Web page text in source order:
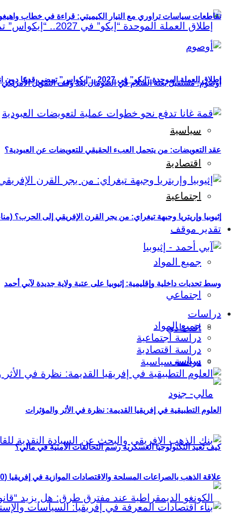
إطلاق العملة الموحدة “إيكو” في 2027.. “إيكواس” تمضي قدمًا دون انتظار
سياسية
اقتصادية
اجتماعية
تقدير موقف
جميع المواد
اجتماعي
اقتصادي
سياسي
كيف تعيد التكنولوجيا العسكرية رسم التحالفات الأمنية في مالي؟
تقاطعات سياسات تراوري مع التيار الكيميتي: قراءة في خطاب
أوصوم: مستقبل بعثة السلام في الصومال بعد وقف التمويل الأمريكي
عقد التعويضات: من يتحمل العبء الحقيقي للتعويضات عن العبودية؟
إثيوبيا وإريتريا وجبهة تيغراي: من يجر القرن الإفريقي إلى الحرب؟
وسط تحديات داخلية وإقليمية: إثيوبيا على عتبة ولاية جديدة لآبي أحمد
دراسات
جميع المواد
دراسة اجتماعية
دراسة اقتصادية
دراسة سياسية
العلوم التطبيقية في إفريقيا القديمة: نظرة في الأثر والمؤثرات
علاقة الذهب بالصراعات المسلحة والاقتصادات الموازية في إفريقيا (2000–2026)